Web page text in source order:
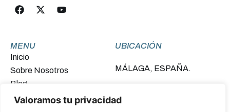
Valoramos tu privacidad
MENU
Inicio
Sobre Nosotros
Blog
Contacto
UBICACIÓN
MÁLAGA, ESPAÑA.